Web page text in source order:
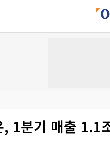
, 1분기 매출 1.1